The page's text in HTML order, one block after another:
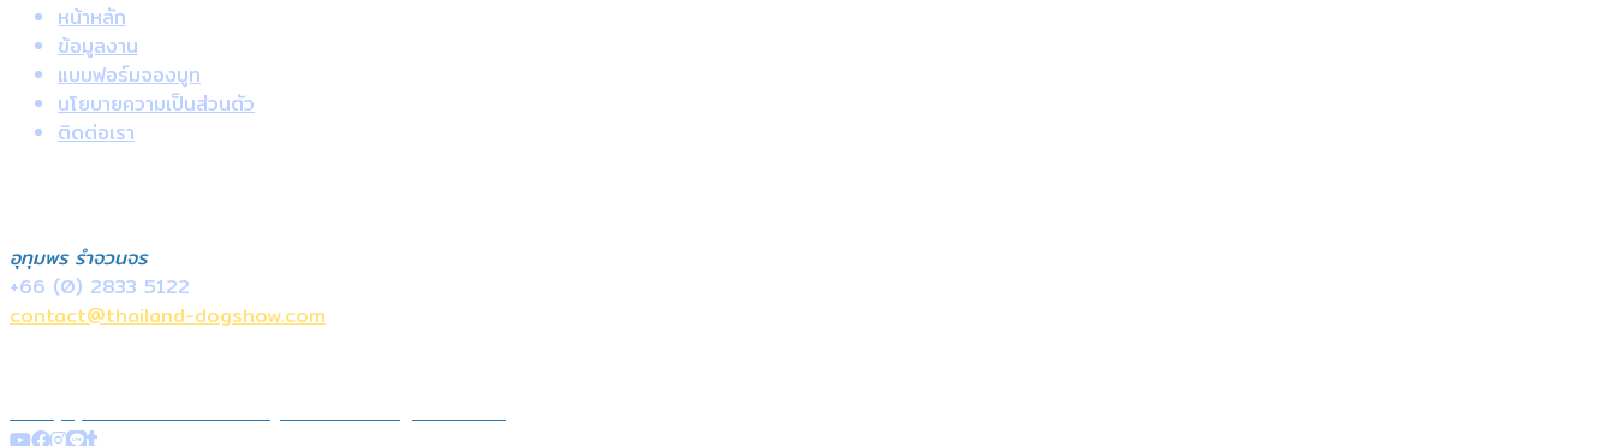
หน้าหลัก
ข้อมูลงาน
แบบฟอร์มจองบูท
นโยบายความเป็นส่วนตัว
ติดต่อเรา
อุทุมพร รำจวนจร
+66 (0) 2833 5122
contact@thailand-dogshow.com